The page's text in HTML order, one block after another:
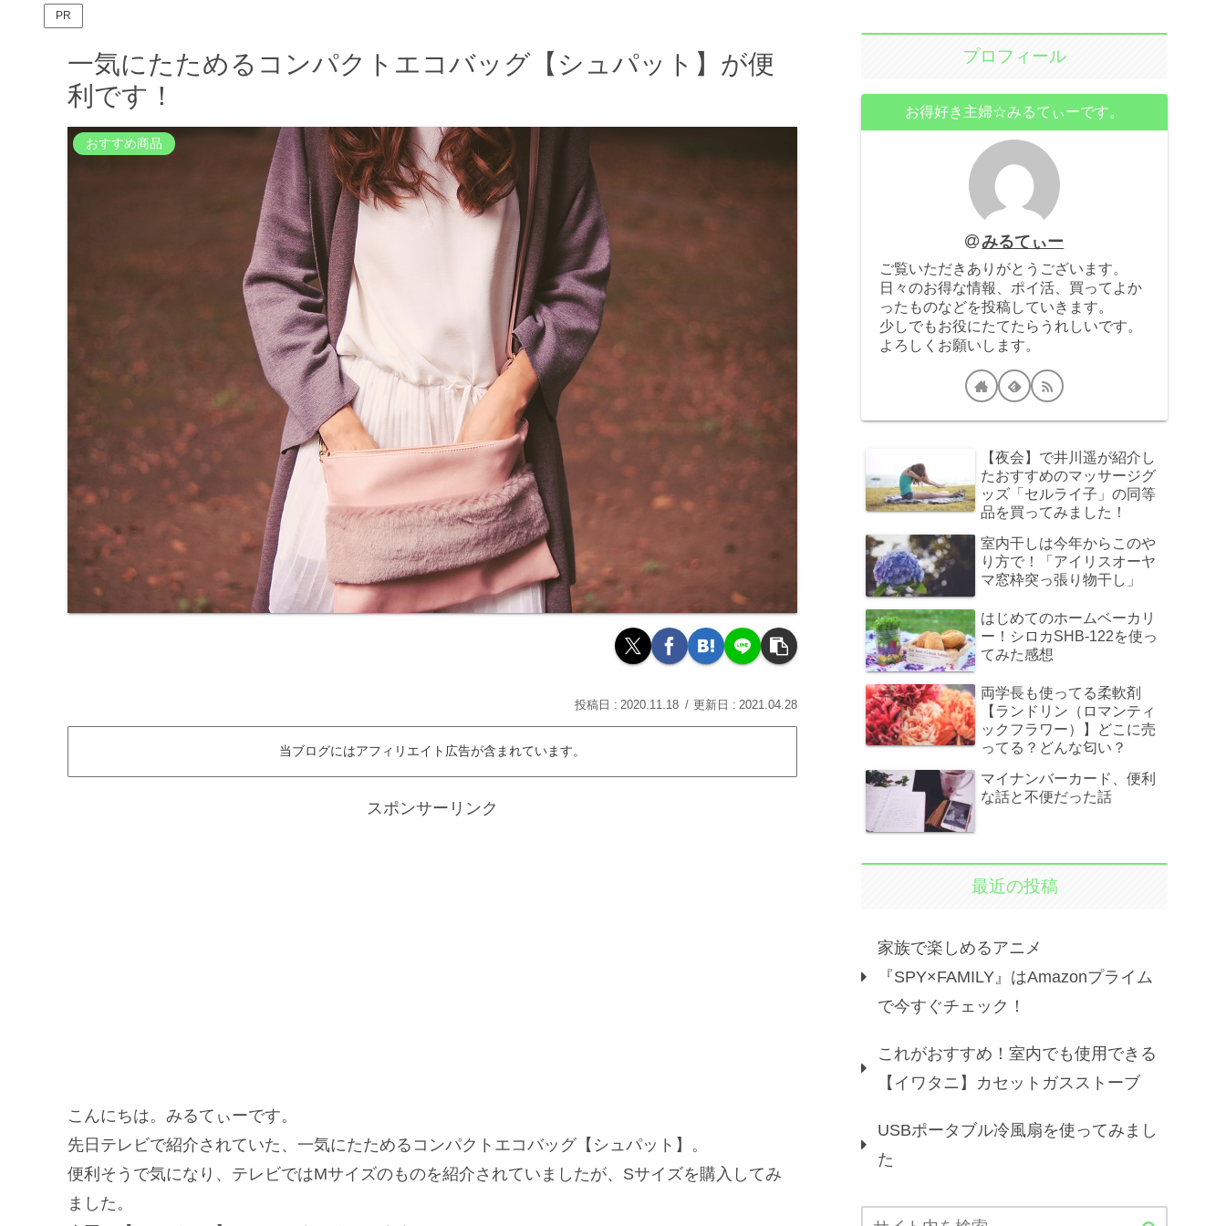
PR
一気にたためるコンパクトエコバッグ【シュパット】が便
利です！
おすすめ商品
2020.11.18 2021.04.28
当ブログにはアフィリエイト広告が含まれています。
スポンサーリンク
こんにちは。みるてぃーです。
先日テレビで紹介されていた、一気にたためるコンパクトエコバッグ【シュパット】。
便利そうで気になり、テレビではMサイズのものを紹介されていましたが、Sサイズを購入してみ
ました。
プロフィール
お得好き主婦☆みるてぃーです。
みるてぃー
ご覧いただきありがとうございます。
日々のお得な情報、ポイ活、買ってよか
ったものなどを投稿していきます。
少しでもお役にたてたらうれしいです。
よろしくお願いします。
【夜会】で井川遥が紹介し
たおすすめのマッサージグ
ッズ「セルライ子」の同等
品を買ってみました！
室内干しは今年からこのや
り方で！「アイリスオーヤ
マ窓枠突っ張り物干し」
はじめてのホームベーカリ
ー！シロカSHB-122を使っ
てみた感想
両学長も使ってる柔軟剤
【ランドリン（ロマンティ
ックフラワー）】どこに売
ってる？どんな匂い？
マイナンバーカード、便利
な話と不便だった話
最近の投稿
家族で楽しめるアニメ
『SPY×FAMILY』はAmazonプライム
で今すぐチェック！
これがおすすめ！室内でも使用できる
【イワタニ】カセットガスストーブ
USBポータブル冷風扇を使ってみまし
た